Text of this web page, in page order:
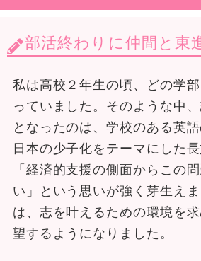
部活終わりに仲間と東
私は高校２年生の頃、どの学
っていました。そのような中
となったのは、学校のある英語
日本の少子化をテーマにした長
「経済的支援の側面からこの
い」という思いが強く芽生え
は、志を叶えるための環境を
望するようになりました。